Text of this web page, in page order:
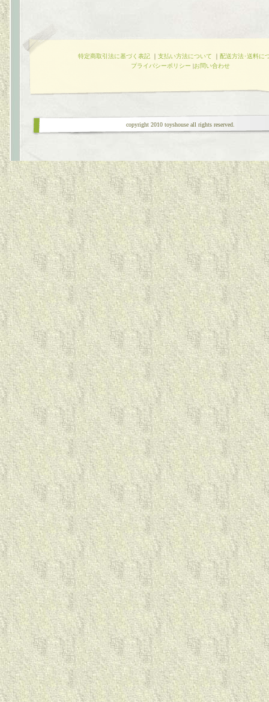
特定商取引法に基づく表記 ｜ 支払い方法について ｜ 配送方法･送料に
プライバシーポリシー |お問い合わせ
copyright 2010 toyshouse all rights reserved.